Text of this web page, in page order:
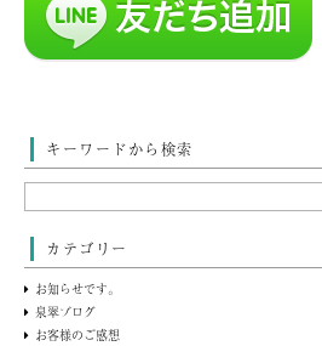
キーワードから検索
カテゴリー
お知らせです。
泉翠ブログ
お客様のご感想